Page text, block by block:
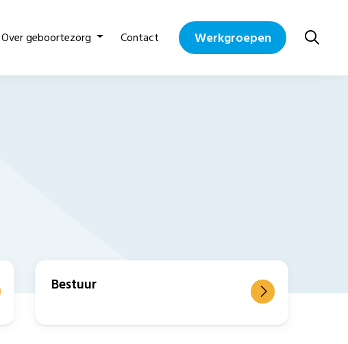
Over geboortezorg Contact Werkgroepen
Bestuur